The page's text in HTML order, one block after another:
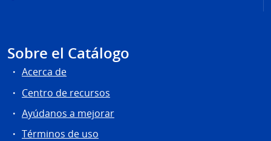
Sobre el Catálogo
Acerca de
Centro de recursos
Ayúdanos a mejorar
Términos de uso